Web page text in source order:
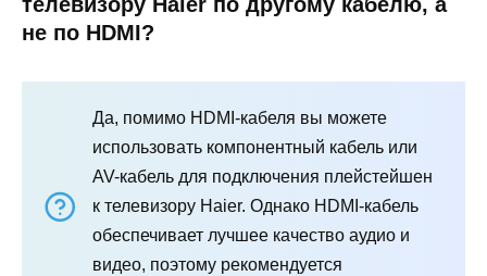
не по HDMI?
Да, помимо HDMI-кабеля вы можете
использовать компонентный кабель или
AV-кабель для подключения плейстейшен
к телевизору Haier. Однако HDMI-кабель
обеспечивает лучшее качество аудио и
видео, поэтому рекомендуется